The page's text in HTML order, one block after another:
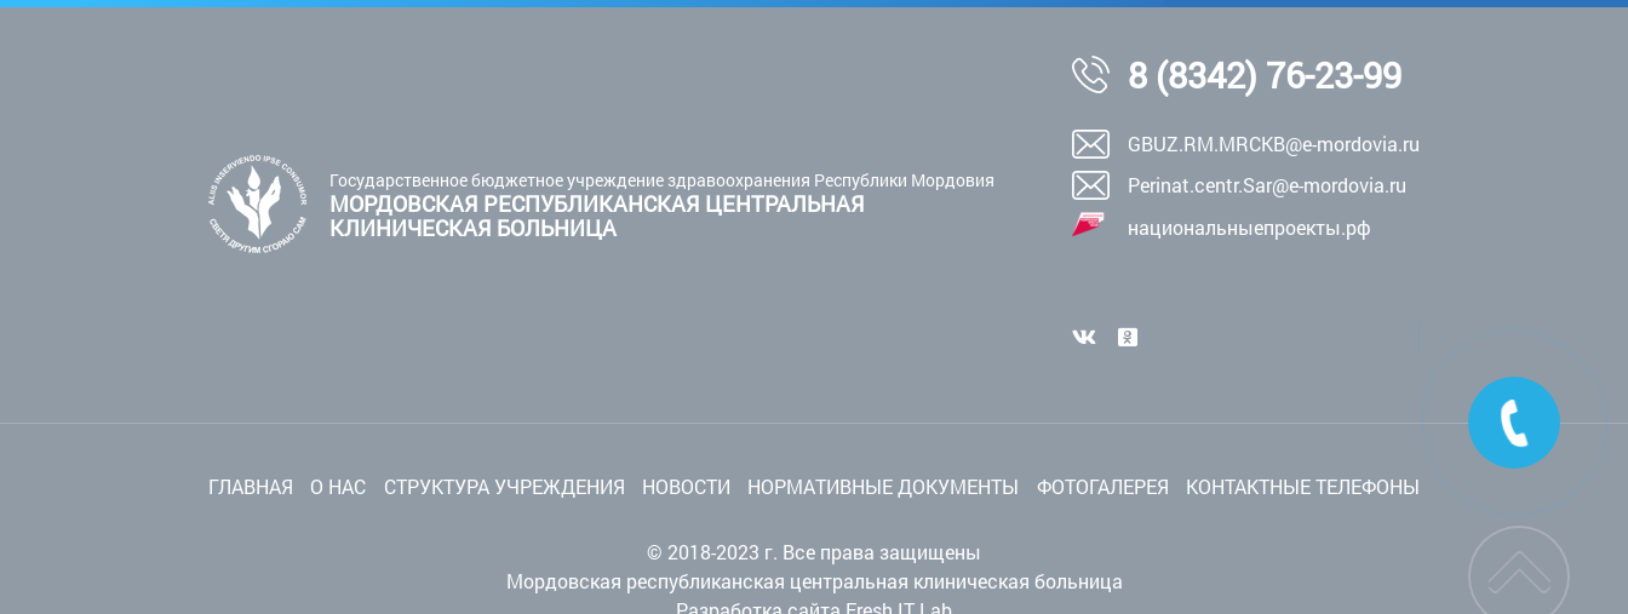
Государственное бюджетное учреждение здравоохранения Республики Мордовия
МОРДОВСКАЯ РЕСПУБЛИКАНСКАЯ ЦЕНТРАЛЬНАЯ
КЛИНИЧЕСКАЯ БОЛЬНИЦА
8 (8342) 76-23-99
GBUZ.RM.MRCKB@e-mordovia.ru
Perinat.centr.Sar@e-mordovia.ru
национальныепроекты.рф
ГЛАВНАЯ О НАС СТРУКТУРА УЧРЕЖДЕНИЯ НОВОСТИ НОРМАТИВНЫЕ ДОКУМЕНТЫ ФОТОГАЛЕРЕЯ КОНТАКТНЫЕ ТЕЛЕФОНЫ
© 2018-2023 г. Все права защищены
Мордовская республиканская центральная клиническая больница